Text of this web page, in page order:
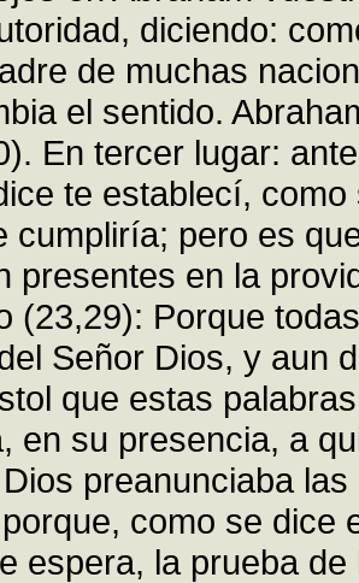
diciendo:
de muchas
el sentido.
En tercer lugar:
te establecí,
cumpliría; pero es
presentes en la
(23,29): Porque
Señor Dios, y aun
que estas
en su presencia, a
preanunciaba
como se dice
espera, la prueba